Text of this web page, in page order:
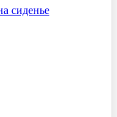
сиденье